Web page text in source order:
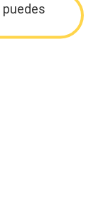
puedes